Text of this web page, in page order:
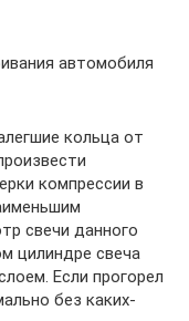
автомобиля
кольца от
компрессии в
свечи данного
цилиндре свеча
Если прогорел
без каких-